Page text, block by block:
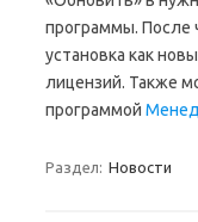
программы. После
установка как
лицензий. Также
программой
Раздел: Новости